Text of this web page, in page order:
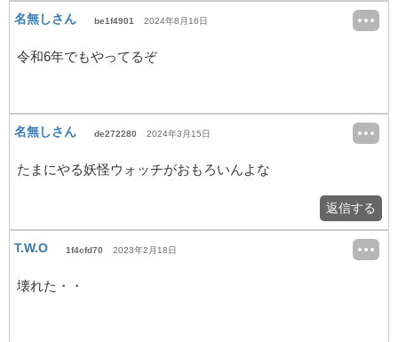
名無しさん be1f4901 2024年8月16日
令和6年でもやってるぞ
名無しさん de272280 2024年3月15日
たまにやる妖怪ウォッチがおもろいんよな
返信する
T.W.O 1f4cfd70 2023年2月18日
壊れた・・